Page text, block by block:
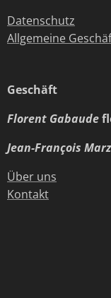
Datenschutz
Allgemeine
Geschäft
Florent Gabaude
Jean-François
Über uns
Kontakt